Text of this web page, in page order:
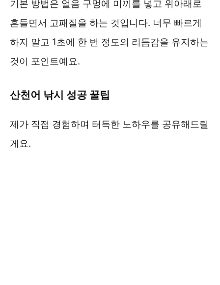
기본 방법은 얼음 구멍에 미끼를 넣고 위아래로
흔들면서 고패질을 하는 것입니다. 너무 빠르게
하지 말고 1초에 한 번 정도의 리듬감을 유지하는
것이 포인트예요.
산천어 낚시 성공 꿀팁
제가 직접 경험하며 터득한 노하우를 공유해드릴
게요.